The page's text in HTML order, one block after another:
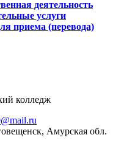
деятельность
услуги
приема (перевода)
колледж
Амурская обл.